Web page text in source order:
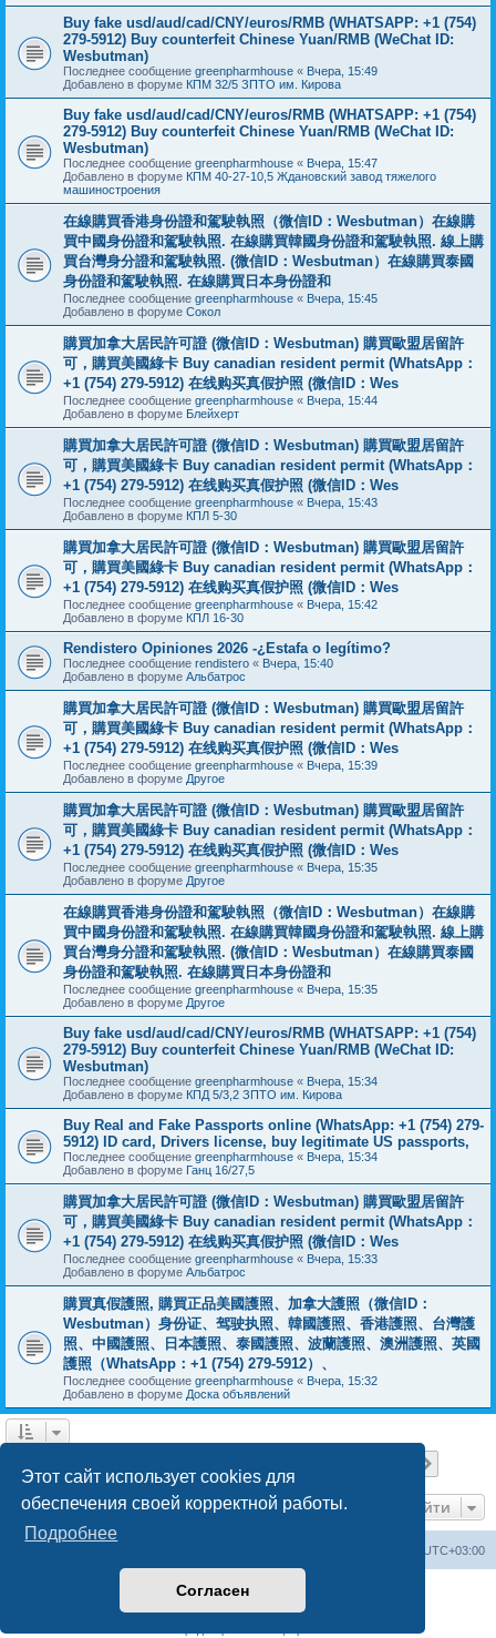
Этот сайт использует cookies для
обеспечения своей корректной работы.
Подробнее
Согласен
Buy fake usd/aud/cad/CNY/euros/RMB (WHATSAPP: +1 (754)
279-5912) Buy counterfeit Chinese Yuan/RMB (WeChat ID:
Wesbutman)
Последнее сообщение greenpharmhouse « Вчера, 15:49
Добавлено в форуме КПМ 32/5 ЗПТО им. Кирова
Buy fake usd/aud/cad/CNY/euros/RMB (WHATSAPP: +1 (754)
279-5912) Buy counterfeit Chinese Yuan/RMB (WeChat ID:
Wesbutman)
Последнее сообщение greenpharmhouse « Вчера, 15:47
Добавлено в форуме КПМ 40-27-10,5 Ждановский завод тяжелого
машиностроения
在線購買香港身份證和駕駛執照（微信ID：Wesbutman）在線購
買中國身份證和駕駛執照. 在線購買韓國身份證和駕駛執照. 線上購
買台灣身分證和駕駛執照. (微信ID：Wesbutman）在線購買泰國
身份證和駕駛執照. 在線購買日本身份證和
Последнее сообщение greenpharmhouse « Вчера, 15:45
Добавлено в форуме Сокол
購買加拿大居民許可證 (微信ID：Wesbutman) 購買歐盟居留許
可，購買美國綠卡 Buy canadian resident permit (WhatsApp：
+1 (754) 279-5912) 在线购买真假护照 (微信ID：Wes
Последнее сообщение greenpharmhouse « Вчера, 15:44
Добавлено в форуме Блейхерт
購買加拿大居民許可證 (微信ID：Wesbutman) 購買歐盟居留許
可，購買美國綠卡 Buy canadian resident permit (WhatsApp：
+1 (754) 279-5912) 在线购买真假护照 (微信ID：Wes
Последнее сообщение greenpharmhouse « Вчера, 15:43
Добавлено в форуме КПЛ 5-30
購買加拿大居民許可證 (微信ID：Wesbutman) 購買歐盟居留許
可，購買美國綠卡 Buy canadian resident permit (WhatsApp：
+1 (754) 279-5912) 在线购买真假护照 (微信ID：Wes
Последнее сообщение greenpharmhouse « Вчера, 15:42
Добавлено в форуме КПЛ 16-30
Rendistero Opiniones 2026 -¿Estafa o legítimo?
Последнее сообщение rendistero « Вчера, 15:40
Добавлено в форуме Альбатрос
購買加拿大居民許可證 (微信ID：Wesbutman) 購買歐盟居留許
可，購買美國綠卡 Buy canadian resident permit (WhatsApp：
+1 (754) 279-5912) 在线购买真假护照 (微信ID：Wes
Последнее сообщение greenpharmhouse « Вчера, 15:39
Добавлено в форуме Другое
購買加拿大居民許可證 (微信ID：Wesbutman) 購買歐盟居留許
可，購買美國綠卡 Buy canadian resident permit (WhatsApp：
+1 (754) 279-5912) 在线购买真假护照 (微信ID：Wes
Последнее сообщение greenpharmhouse « Вчера, 15:35
Добавлено в форуме Другое
在線購買香港身份證和駕駛執照（微信ID：Wesbutman）在線購
買中國身份證和駕駛執照. 在線購買韓國身份證和駕駛執照. 線上購
買台灣身分證和駕駛執照. (微信ID：Wesbutman）在線購買泰國
身份證和駕駛執照. 在線購買日本身份證和
Последнее сообщение greenpharmhouse « Вчера, 15:35
Добавлено в форуме Другое
Buy fake usd/aud/cad/CNY/euros/RMB (WHATSAPP: +1 (754)
279-5912) Buy counterfeit Chinese Yuan/RMB (WeChat ID:
Wesbutman)
Последнее сообщение greenpharmhouse « Вчера, 15:34
Добавлено в форуме КПД 5/3,2 ЗПТО им. Кирова
Buy Real and Fake Passports online (WhatsApp: +1 (754) 279-
5912) ID card, Drivers license, buy legitimate US passports,
Последнее сообщение greenpharmhouse « Вчера, 15:34
Добавлено в форуме Ганц 16/27,5
購買加拿大居民許可證 (微信ID：Wesbutman) 購買歐盟居留許
可，購買美國綠卡 Buy canadian resident permit (WhatsApp：
+1 (754) 279-5912) 在线购买真假护照 (微信ID：Wes
Последнее сообщение greenpharmhouse « Вчера, 15:33
Добавлено в форуме Альбатрос
購買真假護照, 購買正品美國護照、加拿大護照（微信ID：
Wesbutman）身份证、驾驶执照、韓國護照、香港護照、台灣護
照、中國護照、日本護照、泰國護照、波蘭護照、澳洲護照、英國
護照（WhatsApp：+1 (754) 279-5912）、
Последнее сообщение greenpharmhouse « Вчера, 15:32
Добавлено в форуме Доска объявлений
Перейти
UTC+03:00
Создано на основеphpBB® Forum Software © phpBB Limited
Русская поддержка phpBB